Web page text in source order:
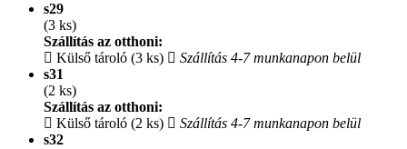
s29
(3 ks)
Szállítás az otthoni:
Külső tároló (3 ks)
Szállítás 4-7 munkanapon belül
s31
(2 ks)
Szállítás az otthoni:
Külső tároló (2 ks)
Szállítás 4-7 munkanapon belül
s32